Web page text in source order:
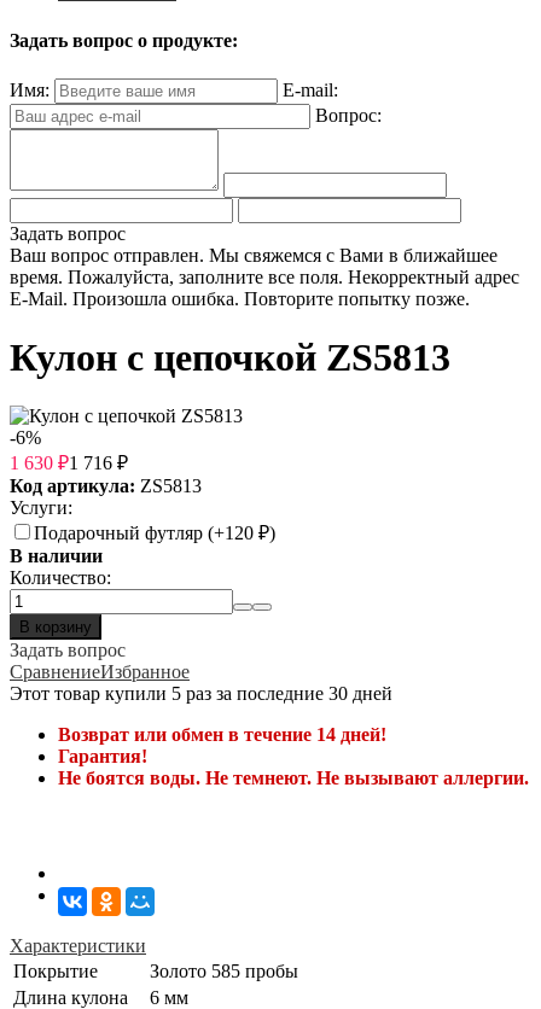
Задать вопрос о продукте:
Имя:
E-mail:
Вопрос:
Задать вопрос
Ваш вопрос отправлен. Мы свяжемся с Вами в ближайшее
время. Пожалуйста, заполните все поля. Некорректный адрес
E-Mail. Произошла ошибка. Повторите попытку позже.
Кулон с цепочкой ZS5813
-6%
1 630 ₽1 716 ₽
Код артикула: ZS5813
Услуги:
Подарочный футляр (+120 ₽)
В наличии
Количество:
В корзину
Задать вопрос
СравнениеИзбранное
Этот товар купили 5 раз за последние 30 дней
Возврат или обмен в течение 14 дней!
Гарантия!
Не боятся воды. Не темнеют. Не вызывают аллергии.
Характеристики
Покрытие
Золото 585 пробы
Длина кулона
6 мм